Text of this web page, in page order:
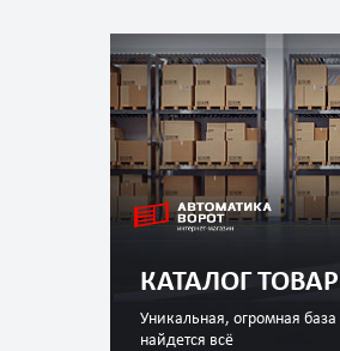
КАТАЛОГ
Уникальная, огромная база
найдется всё